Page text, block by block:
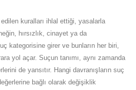
kuralları ihlal ettiği, yasalarla
hırsızlık, cinayet ya da
kategorisine girer ve bunların her biri,
yol açar. Suçun tanımı, aynı zamanda
de yansıtır. Hangi davranışların suç
bağlı olarak değişiklik